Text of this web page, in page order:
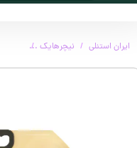
ایران استنلی نیچرهایک